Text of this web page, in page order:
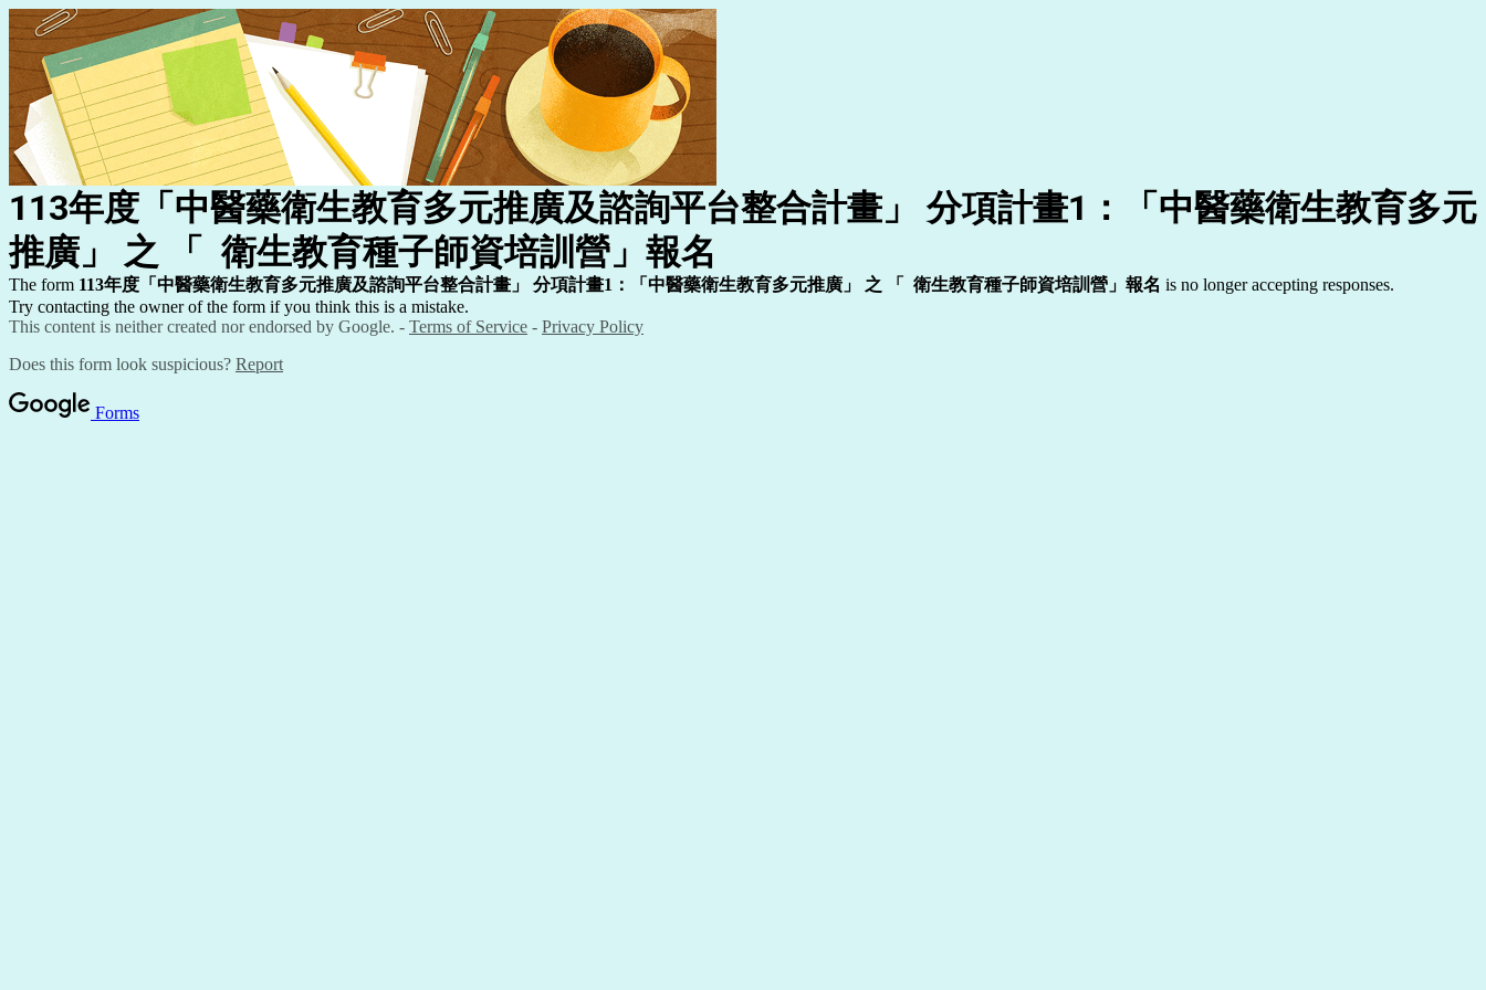
113年度「中醫藥衛生教育多元推廣及諮詢平台整合計畫」 分項計畫1 ：「中醫藥衛生教育多元
推廣」
之 「 衛生教育種子師資培訓營」報名
The form 113年度「中醫藥衛生教育多元推廣及諮詢平台整合計畫」 分項計畫1 ：「中醫藥衛生教育多元推廣」 之 「 衛生教育種子師資培訓營」報名 is no longer accepting responses.
Try contacting the owner of the form if you think this is a mistake.
This content is neither created nor endorsed by Google. - Terms of Service - Privacy Policy
Does this form look suspicious? Report
Forms